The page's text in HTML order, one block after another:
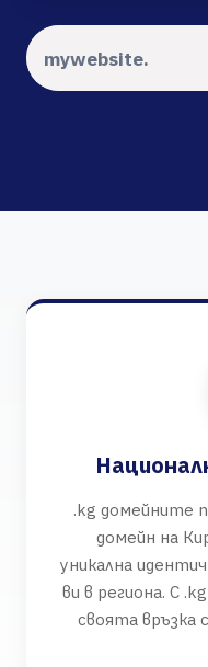
.kg домейните
домейн на
уникална
ви в региона. С
своята връзка